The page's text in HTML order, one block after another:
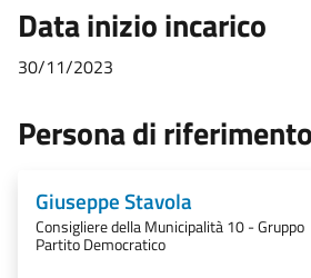
Data inizio incarico
30/11/2023
Persona di riferimento
Giuseppe Stavola
Consigliere della Municipalità 10 - Gruppo
Partito Democratico